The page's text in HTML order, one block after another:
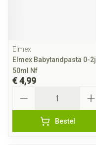
Elmex
Elmex Babytandpasta 0-2j
50ml Nf
€ 4,99
Bestel